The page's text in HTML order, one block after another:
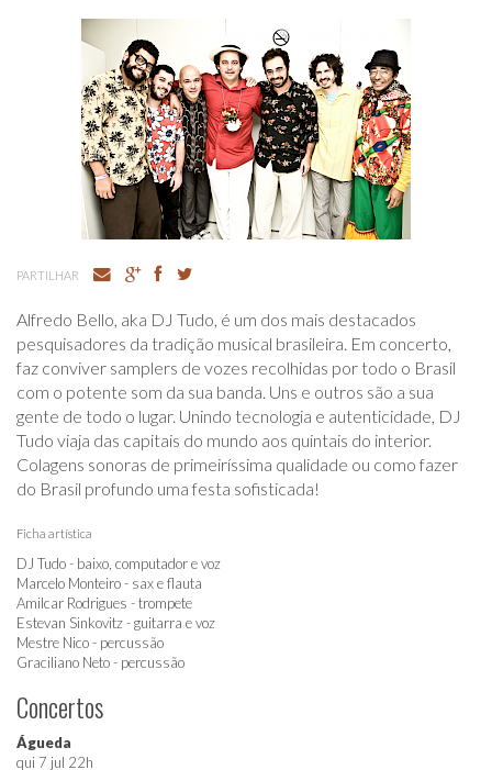
PARTILHAR
Alfredo Bello, aka DJ Tudo, é um dos mais destacados
pesquisadores da tradição musical brasileira. Em concerto,
faz conviver samplers de vozes recolhidas por todo o Brasil
com o potente som da sua banda. Uns e outros são a sua
gente de todo o lugar. Unindo tecnologia e autenticidade, DJ
Tudo viaja das capitais do mundo aos quintais do interior.
Colagens sonoras de primeiríssima qualidade ou como fazer
do Brasil profundo uma festa sofisticada!
Ficha artística
DJ Tudo - baixo, computador e voz
Marcelo Monteiro - sax e flauta
Amilcar Rodrigues - trompete
Estevan Sinkovitz - guitarra e voz
Mestre Nico - percussão
Graciliano Neto - percussão
Concertos
Águeda
qui 7 jul 22h